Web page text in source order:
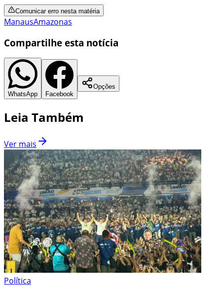
Comunicar erro nesta matéria
ManausAmazonas
Compartilhe esta notícia
WhatsApp Facebook
Opções
Leia Também
Ver mais
Política